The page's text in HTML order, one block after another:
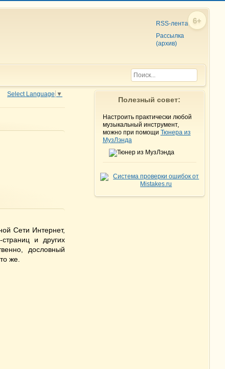
6+
RSS-лента
Рассылка
(архив)
Select Language ▼
Сети Интернет,
и других
дословный
же.
Полезный совет:
Настроить практически любой
музыкальный инструмент,
можно при помощи Тюнера из
МузЛэнда